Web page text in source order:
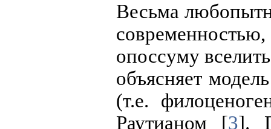
Весьма
опоссуму
объясняет
(т.е.
Раутианом [3].